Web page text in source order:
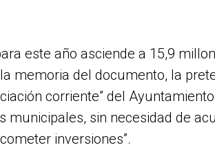
este año asciende a 15,9
memoria del documento, la
corriente” del
municipales, sin necesidad de
inversiones”.